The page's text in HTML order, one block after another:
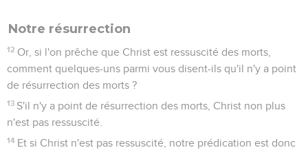
Notre résurrection
12 Or, si l'on prêche que Christ est ressuscité des morts,
comment quelques-uns parmi vous disent-ils qu'il n'y a point
de résurrection des morts ?
13 S'il n'y a point de résurrection des morts, Christ non plus
n'est pas ressuscité.
14 Et si Christ n'est pas ressuscité, notre prédication est donc